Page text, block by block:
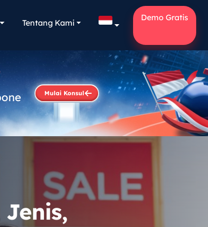
Tentang Kami
Demo Gratis
Mulai Konsul